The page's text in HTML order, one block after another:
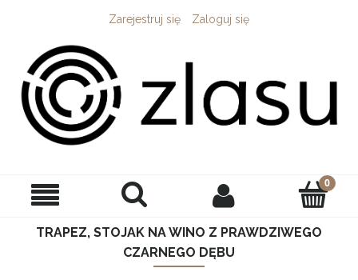
Zarejestruj się Zaloguj się
TRAPEZ, STOJAK NA WINO Z PRAWDZIWEGO
CZARNEGO DĘBU